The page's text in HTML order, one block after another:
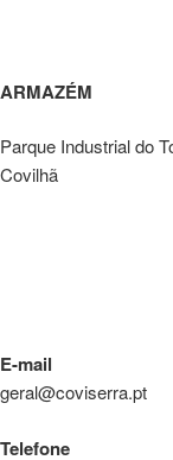
ARMAZÉM
Parque Industrial do
Covilhã
E-mail
geral@coviserra.pt
Telefone